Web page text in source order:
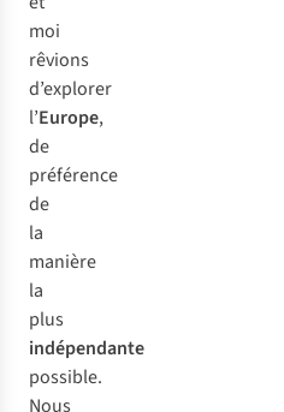
moi
rêvions
d’explorer
l’Europe,
de
préférence
de
la
manière
la
plus
indépendante
possible.
Nous